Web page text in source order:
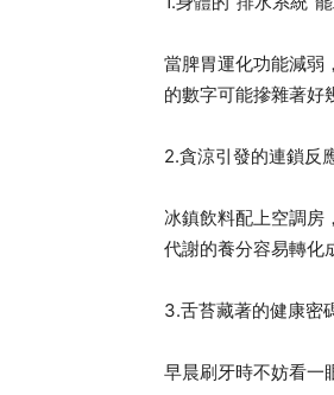
當脾胃運化功能減弱
的數字可能摻雜著好
2.貪涼引發的連鎖反
冰鎮飲料配上空調房
代謝的養分容易轉化
3.舌苔藏著的健康密
早晨刷牙時不妨看一